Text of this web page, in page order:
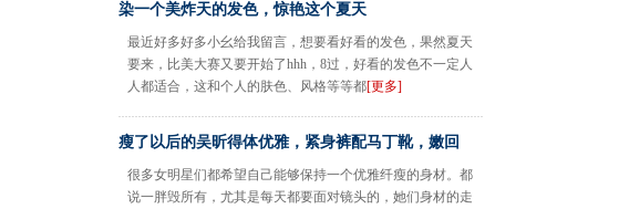
染一个美炸天的发色，惊艳这个夏天
最近好多好多小幺给我留言，想要看好看的发色，果然夏天
要来，比美大赛又要开始了hhh，8过，好看的发色不一定人
人都适合，这和个人的肤色、风格等等都[更多]
瘦了以后的吴昕得体优雅，紧身裤配马丁靴，嫩回
很多女明星们都希望自己能够保持一个优雅纤瘦的身材。都
说一胖毁所有，尤其是每天都要面对镜头的，她们身材的走